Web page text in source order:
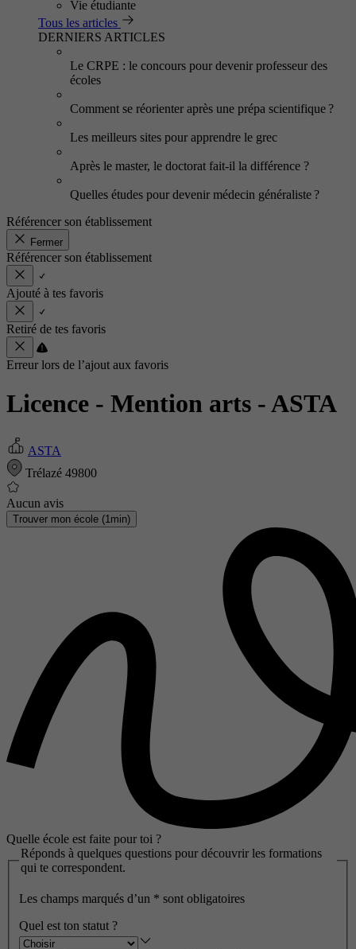
Vie étudiante
Tous les articles
DERNIERS ARTICLES
Le CRPE : le concours pour devenir professeur des
écoles
Comment se réorienter après une prépa scientifique ?
Les meilleurs sites pour apprendre le grec
Après le master, le doctorat fait-il la différence ?
Quelles études pour devenir médecin généraliste ?
Référencer son établissement
Fermer
Référencer son établissement
Ajouté à tes favoris
Retiré de tes favoris
Erreur lors de l’ajout aux favoris
Licence - Mention arts - ASTA
ASTA
Trélazé 49800
Aucun avis
Trouver mon école (1min)
Quelle école est faite pour toi ?
Réponds à quelques questions pour découvrir les formations
qui te correspondent.
Les champs marqués d’un * sont obligatoires
Quel est ton statut ?